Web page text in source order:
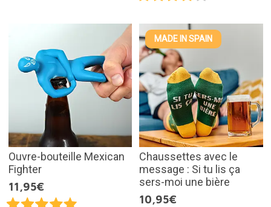
Ouvre-bouteille Mexican
Fighter
11,95€
MADE IN SPAIN
Chaussettes avec le
message : Si tu lis ça
sers-moi une bière
10,95€